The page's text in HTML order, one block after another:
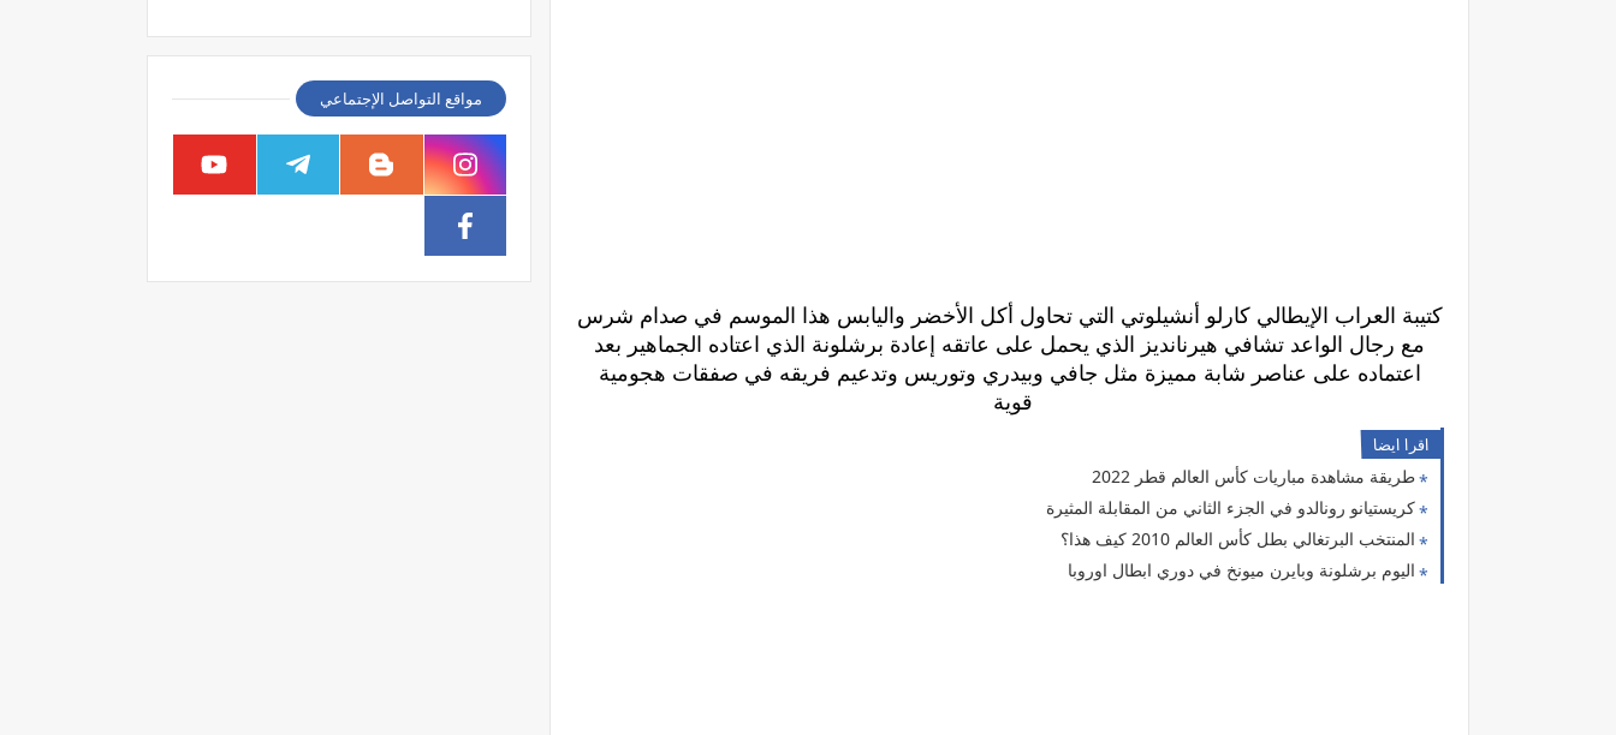
كتيبة العراب الإيطالي كارلو أنشيلوتي التي تحاول أكل الأخضر واليابس هذا الموسم في صدام شرس
مع رجال الواعد تشافي هيرنانديز الذي يحمل على عاتقه إعادة برشلونة الذي اعتاده الجماهير بعد
اعتماده على عناصر شابة مميزة مثل جافي وبيدري وتوريس وتدعيم فريقه في صفقات هجومية
قوية
اقرا ايضا
طريقة مشاهدة مباريات كأس العالم قطر 2022
كريستيانو رونالدو في الجزء الثاني من المقابلة المثيرة
المنتخب البرتغالي بطل كأس العالم 2010 كيف هذا؟
اليوم برشلونة وبايرن ميونخ في دوري ابطال اوروبا
مواقع التواصل الإجتماعي